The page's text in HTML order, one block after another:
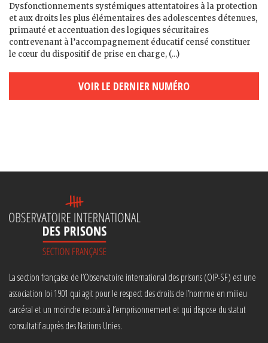
Dysfonctionnements systémiques attentatoires à la protection
et aux droits les plus élémentaires des adolescent·es détenu·es,
primauté et accentuation des logiques sécuritaires
contrevenant à l’accompagnement éducatif censé constituer
le cœur du dispositif de prise en charge, (...)
VOIR LE DERNIER NUMÉRO
La section française de l’Observatoire international des prisons (OIP-SF) est une
association loi 1901 qui agit pour le respect des droits de l’homme en milieu
carcéral et un moindre recours à l’emprisonnement et qui dispose du statut
consultatif auprès des Nations Unies.